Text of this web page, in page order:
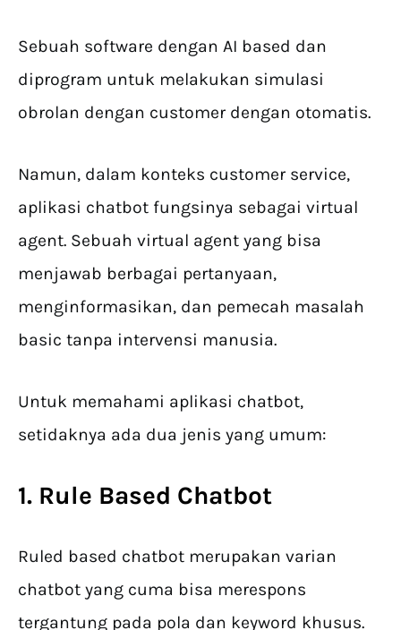
Sebuah software dengan AI based dan
diprogram untuk melakukan simulasi
obrolan dengan customer dengan otomatis.
Namun, dalam konteks customer service,
aplikasi chatbot fungsinya sebagai virtual
agent. Sebuah virtual agent yang bisa
menjawab berbagai pertanyaan,
menginformasikan, dan pemecah masalah
basic tanpa intervensi manusia.
Untuk memahami aplikasi chatbot,
setidaknya ada dua jenis yang umum:
1. Rule Based Chatbot
Ruled based chatbot merupakan varian
chatbot yang cuma bisa merespons
tergantung pada pola dan keyword khusus.